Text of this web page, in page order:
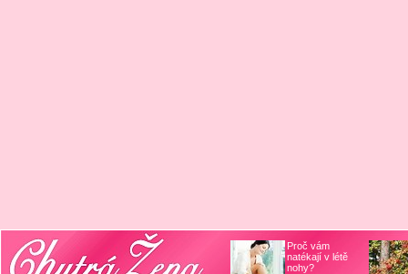
Proč vám
natékají v létě
nohy?